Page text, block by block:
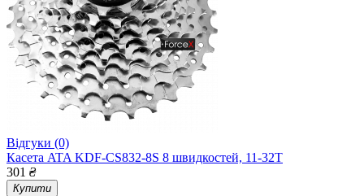
Відгуки (0)
Касета ATA KDF-CS832-8S 8 швидкостей, 11-32T
301 ₴
Купити